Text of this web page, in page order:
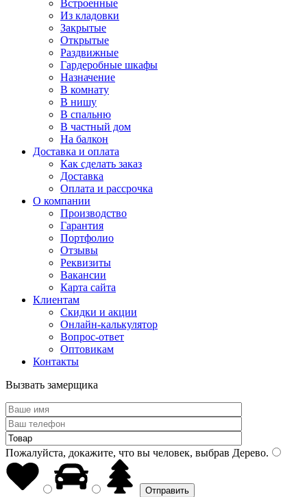
Встроенные
Из кладовки
Закрытые
Открытые
Раздвижные
Гардеробные шкафы
Назначение
В комнату
В нишу
В спальню
В частный дом
На балкон
Доставка и оплата
Как сделать заказ
Доставка
Оплата и рассрочка
О компании
Производство
Гарантия
Портфолио
Отзывы
Реквизиты
Вакансии
Карта сайта
Клиентам
Скидки и акции
Онлайн-калькулятор
Вопрос-ответ
Оптовикам
Контакты
Вызвать замерщика
Пожалуйста, докажите, что вы человек, выбрав Дерево.